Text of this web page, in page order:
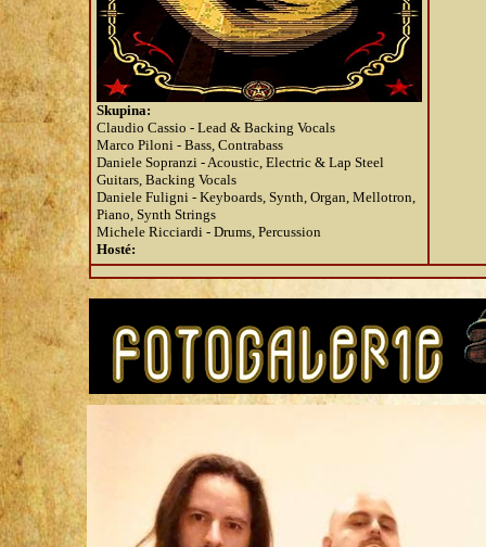
Skupina:
Claudio Cassio - Lead & Backing Vocals
Marco Piloni - Bass, Contrabass
Daniele Sopranzi - Acoustic, Electric & Lap Steel
Guitars, Backing Vocals
Daniele Fuligni - Keyboards, Synth, Organ, Mellotron,
Piano, Synth Strings
Michele Ricciardi - Drums, Percussion
Hosté: